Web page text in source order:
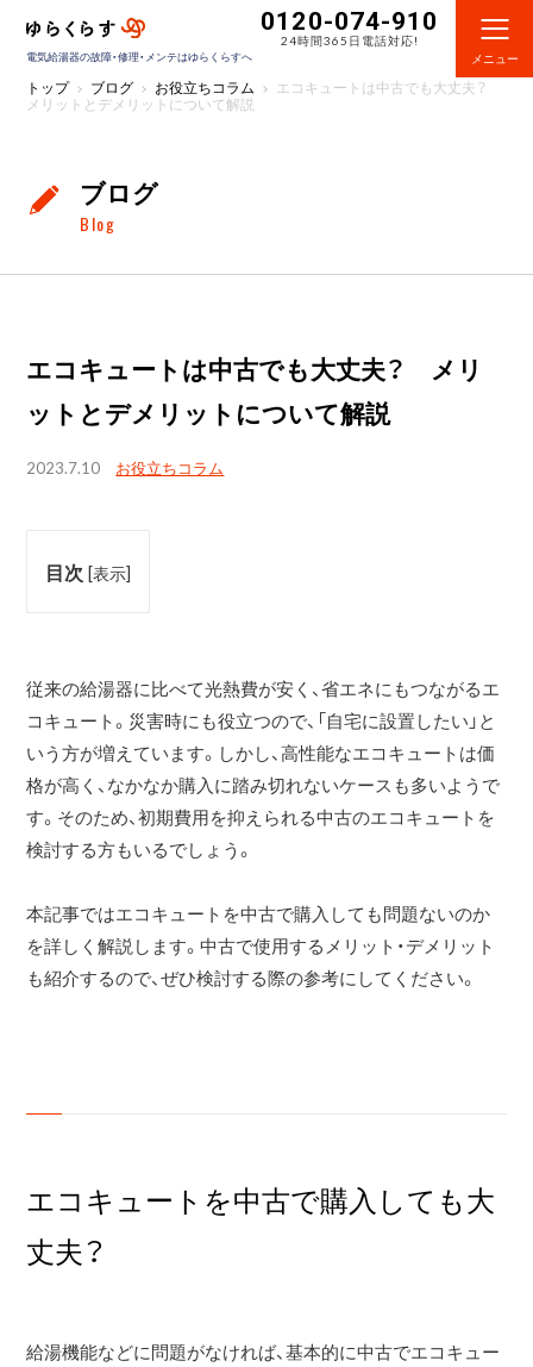
電気給湯器の故障・修理・メンテはゆらくらすへ
0120-074-910
24時間365日電話対応!
メニュー
トップ ブログ お役立ちコラム エコキュートは中古でも大丈夫？
メリットとデメリットについて解説
ブログ
Blog
エコキュートは中古でも大丈夫？ メリ
ットとデメリットについて解説
2023.7.10 お役立ちコラム
目次 [表示]
従来の給湯器に比べて光熱費が安く、省エネにもつながるエ
コキュート。災害時にも役立つので、「自宅に設置したい」と
いう方が増えています。しかし、高性能なエコキュートは価
格が高く、なかなか購入に踏み切れないケースも多いようで
す。そのため、初期費用を抑えられる中古のエコキュートを
検討する方もいるでしょう。
本記事ではエコキュートを中古で購入しても問題ないのか
を詳しく解説します。中古で使用するメリット・デメリット
も紹介するので、ぜひ検討する際の参考にしてください。
エコキュートを中古で購入しても大
丈夫？
給湯機能などに問題がなければ、基本的に中古でエコキュー